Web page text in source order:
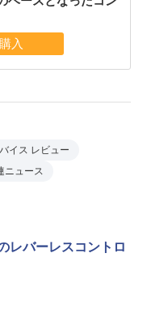
イス レビュー
ニュース
レバーレスコントロ